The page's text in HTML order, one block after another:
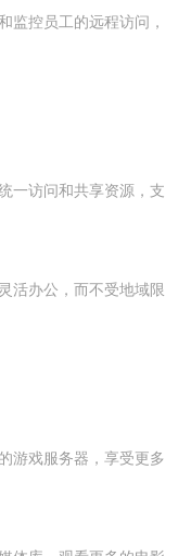
监控员工的远程访问，
一访问和共享资源，支
活办公，而不受地域限
游戏服务器，享受更多